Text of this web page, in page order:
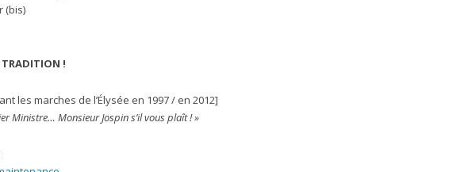
(bis)
TRADITION !
les marches de l’Élysée en 1997 / en 2012]
Ministre… Monsieur Jospin s’il vous plaît ! »